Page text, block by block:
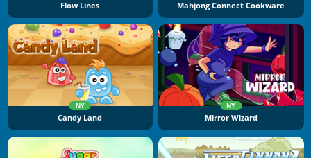
Flow Lines Mahjong Connect Cookware
NY
Candy Land
NY
Mirror Wizard